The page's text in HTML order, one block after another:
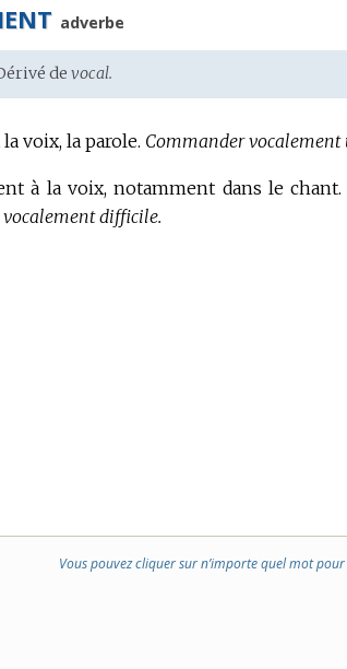
adverbe
devocal.
voix, la parole. Commander vocalement
à la voix, notamment dans le chant.
vocalement difficile.
Vous pouvez cliquer sur n’importe quel mot